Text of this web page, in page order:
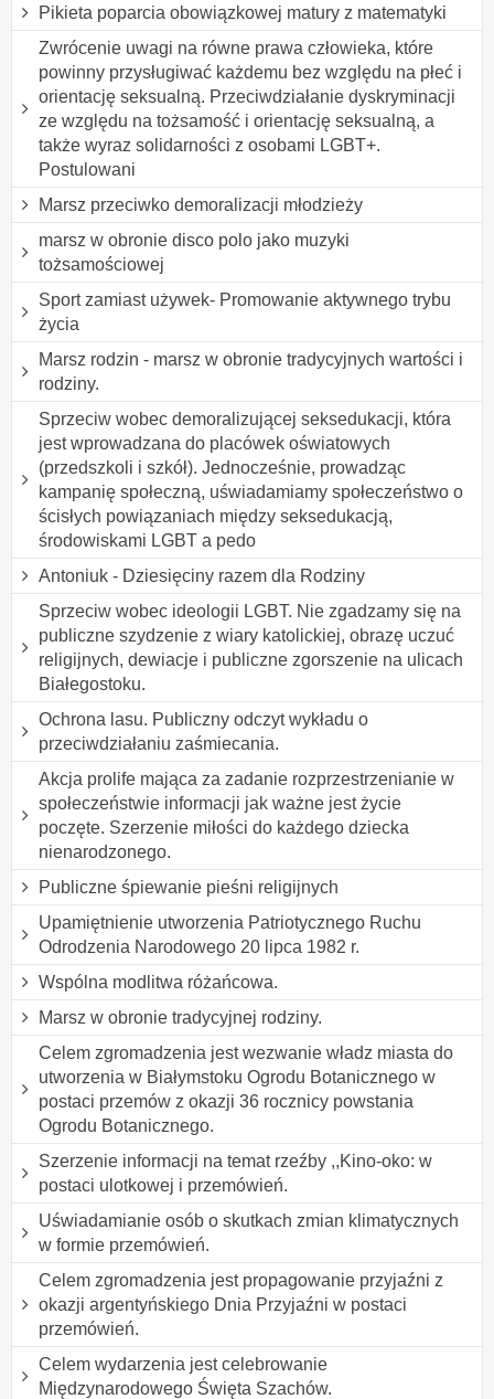
Pikieta poparcia obowiązkowej matury z matematyki
Zwrócenie uwagi na równe prawa człowieka, które
powinny przysługiwać każdemu bez względu na płeć i
orientację seksualną. Przeciwdziałanie dyskryminacji
ze względu na tożsamość i orientację seksualną, a
także wyraz solidarności z osobami LGBT+.
Postulowani
Marsz przeciwko demoralizacji młodzieży
marsz w obronie disco polo jako muzyki
tożsamościowej
Sport zamiast używek- Promowanie aktywnego trybu
życia
Marsz rodzin - marsz w obronie tradycyjnych wartości i
rodziny.
Sprzeciw wobec demoralizującej seksedukacji, która
jest wprowadzana do placówek oświatowych
(przedszkoli i szkół). Jednocześnie, prowadząc
kampanię społeczną, uświadamiamy społeczeństwo o
ścisłych powiązaniach między seksedukacją,
środowiskami LGBT a pedo
Antoniuk - Dziesięciny razem dla Rodziny
Sprzeciw wobec ideologii LGBT. Nie zgadzamy się na
publiczne szydzenie z wiary katolickiej, obrazę uczuć
religijnych, dewiacje i publiczne zgorszenie na ulicach
Białegostoku.
Ochrona lasu. Publiczny odczyt wykładu o
przeciwdziałaniu zaśmiecania.
Akcja prolife mająca za zadanie rozprzestrzenianie w
społeczeństwie informacji jak ważne jest życie
poczęte. Szerzenie miłości do każdego dziecka
nienarodzonego.
Publiczne śpiewanie pieśni religijnych
Upamiętnienie utworzenia Patriotycznego Ruchu
Odrodzenia Narodowego 20 lipca 1982 r.
Wspólna modlitwa różańcowa.
Marsz w obronie tradycyjnej rodziny.
Celem zgromadzenia jest wezwanie władz miasta do
utworzenia w Białymstoku Ogrodu Botanicznego w
postaci przemów z okazji 36 rocznicy powstania
Ogrodu Botanicznego.
Szerzenie informacji na temat rzeźby ,,Kino-oko: w
postaci ulotkowej i przemówień.
Uświadamianie osób o skutkach zmian klimatycznych
w formie przemówień.
Celem zgromadzenia jest propagowanie przyjaźni z
okazji argentyńskiego Dnia Przyjaźni w postaci
przemówień.
Celem wydarzenia jest celebrowanie
Międzynarodowego Święta Szachów.